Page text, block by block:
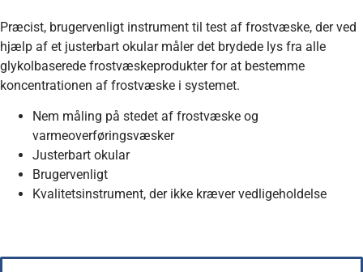
Præcist, brugervenligt instrument til test af frostvæske, der ved
hjælp af et justerbart okular måler det brydede lys fra alle
glykolbaserede frostvæskeprodukter for at bestemme
koncentrationen af frostvæske i systemet.
Nem måling på stedet af frostvæske og
varmeoverføringsvæsker
Justerbart okular
Brugervenligt
Kvalitetsinstrument, der ikke kræver vedligeholdelse